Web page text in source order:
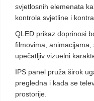
svjetlosnih elemenata
kontrola svjetline i
QLED prikaz doprinosi
filmovima,
upečatljiv vizuelni
IPS panel pruža širok
pregledna i kada se
prostorije.